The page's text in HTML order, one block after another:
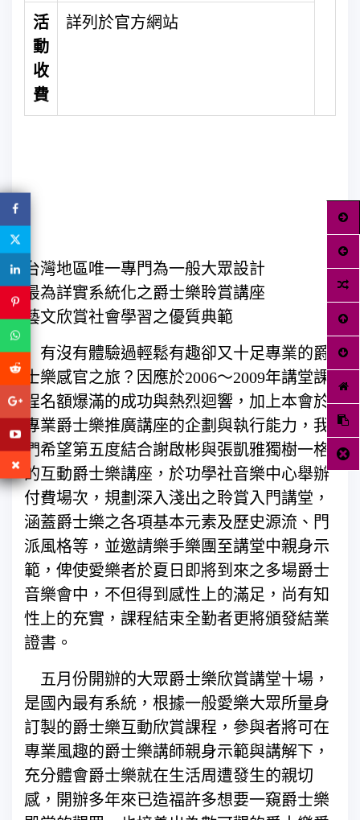
活
動
收
費
詳列於官方網站
台灣地區唯一專門為一般大眾設計
最為詳實系統化之爵士樂聆賞講座
藝文欣賞社會學習之優質典範
有沒有體驗過輕鬆有趣卻又十足專業的爵
士樂感官之旅？因應於2006～2009年講堂課
程名額爆滿的成功與熱烈迴響，加上本會於
專業爵士樂推廣講座的企劃與執行能力，我
們希望第五度結合謝啟彬與張凱雅獨樹一格
的互動爵士樂講座，於功學社音樂中心舉辦
付費場次，規劃深入淺出之聆賞入門講堂，
涵蓋爵士樂之各項基本元素及歷史源流、門
派風格等，並邀請樂手樂團至講堂中親身示
範，俾使愛樂者於夏日即將到來之多場爵士
音樂會中，不但得到感性上的滿足，尚有知
性上的充實，課程結束全勤者更將頒發結業
證書。
五月份開辦的大眾爵士樂欣賞講堂十場，
是國內最有系統，根據一般愛樂大眾所量身
訂製的爵士樂互動欣賞課程，參與者將可在
專業風趣的爵士樂講師親身示範與講解下，
充分體會爵士樂就在生活周遭發生的親切
感，開辦多年來已造福許多想要一窺爵士樂